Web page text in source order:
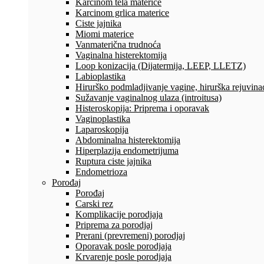
Karcinom tela materice
Karcinom grlica materice
Ciste jajnika
Miomi materice
Vanmaterična trudnoća
Vaginalna histerektomija
Loop konizacija (Dijatermija, LEEP, LLETZ)
Labioplastika
Hirurško podmladjivanje vagine, hirurška
Sužavanje vaginalnog ulaza (introitusa)
Histeroskopija: Priprema i oporavak
Vaginoplastika
Laparoskopija
Abdominalna histerektomija
Hiperplazija endometrijuma
Ruptura ciste jajnika
Endometrioza
Porođaj
Porođaj
Carski rez
Komplikacije porodjaja
Priprema za porodjaj
Prerani (prevremeni) porodjaj
Oporavak posle porodjaja
Krvarenje posle porodjaja